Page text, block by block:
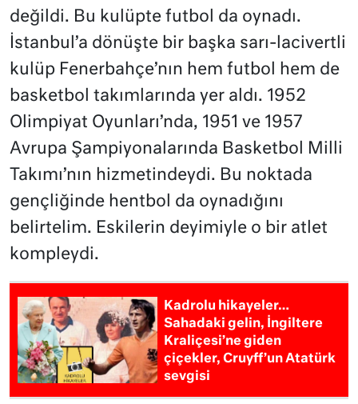
değildi. Bu kulüpte futbol da oynadı.
İstanbul’a dönüşte bir başka sarı-lacivertli
kulüp Fenerbahçe’nın hem futbol hem de
basketbol takımlarında yer aldı. 1952
Olimpiyat Oyunları’nda, 1951 ve 1957
Avrupa Şampiyonalarında Basketbol Milli
Takımı’nın hizmetindeydi. Bu noktada
gençliğinde hentbol da oynadığını
belirtelim. Eskilerin deyimiyle o bir atlet
kompleydi.
Kadrolu hikayeler…
Sahadaki gelin, İngiltere
Kraliçesi’ne giden
çiçekler, Cruyff’un Atatürk
sevgisi